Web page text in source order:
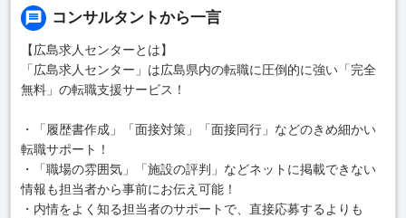
コンサルタントから一言
【広島求人センターとは】
「広島求人センター」は広島県内の転職に圧倒的に強い「完全
無料」の転職支援サービス！
・「履歴書作成」「面接対策」「面接同行」などのきめ細かい
転職サポート！
・「職場の雰囲気」「施設の評判」などネットに掲載できない
情報も担当者から事前にお伝え可能！
・内情をよく知る担当者のサポートで、直接応募するよりも